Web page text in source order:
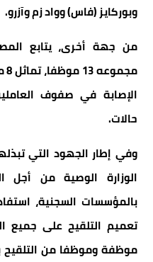
وبوركايز (فاس) وواد زم وآزرو.
من جهة أخرى، يتابع
حالات.
وفي إطار الجهود التي
الوزارة الوصية من أجل
موظفة وموظفا من